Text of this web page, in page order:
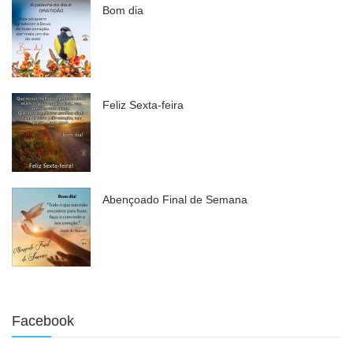
Bom dia
Feliz Sexta-feira
Abençoado Final de Semana
Facebook